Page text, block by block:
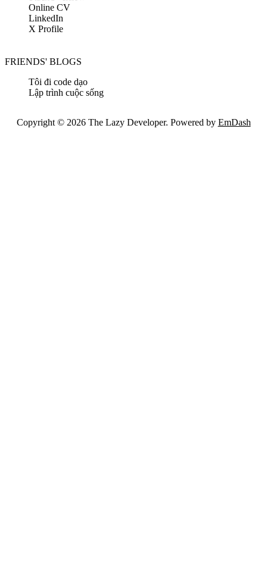
Online CV
LinkedIn
X Profile
FRIENDS' BLOGS
Tôi đi code dạo
Lập trình cuộc sống
Copyright © 2026 The Lazy Developer. Powered by EmDash